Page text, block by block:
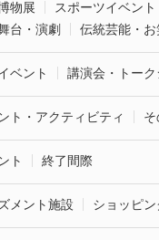
物展 スポーツイベント
台・演劇 伝統芸能・
ベント 講演会・トーク
ト・アクティビティ
ト 終了間際
メント施設 ショッピン